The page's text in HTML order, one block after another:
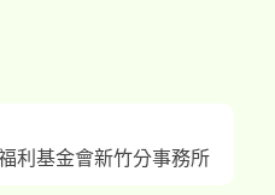
利基金會新竹分事務所